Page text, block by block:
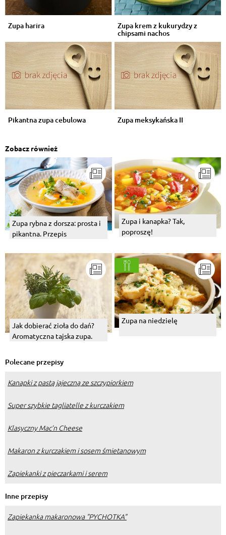
Zupa harira Zupa krem z kukurydzy z
chipsami nachos
Pikantna zupa cebulowa Zupa meksykańska II
Zobacz również
Zupa rybna z dorsza: prosta i
pikantna. Przepis
Zupa i kanapka? Tak,
poproszę!
Jak dobierać zioła do dań?
Aromatyczna tajska zupa.
Zupa na niedzielę
Polecane przepisy
Kanapki z pastą jajeczną ze szczypiorkiem
Super szybkie tagliatelle z kurczakiem
Klasyczny Mac’n Cheese
Makaron z kurczakiem i sosem śmietanowym
Zapiekanki z pieczarkami i serem
Inne przepisy
Zapiekanka makaronowa "PYCHOTKA"